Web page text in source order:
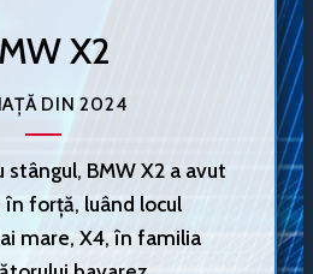
X2
DIN 2024
stângul, BMW X2 a avut
forță, luând locul
mare, X4, în familia